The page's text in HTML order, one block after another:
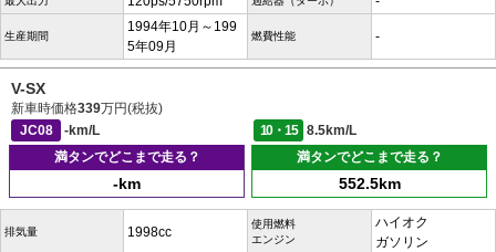
生産期間
1994年10月～199
5年09月
燃費性能 -
V-SX
新車時価格339万円(税抜)
JC08
-km/L 10・15
8.5km/L
満タンでどこまで走る？
-km
満タンでどこまで走る？
552.5km
排気量 1998cc
使用燃料
エンジン
ハイオク
ガソリン